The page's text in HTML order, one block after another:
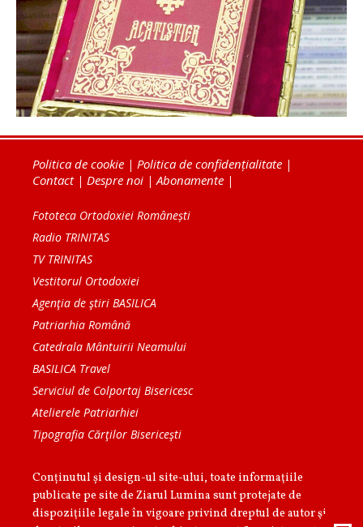
Politica de cookie | Politica de confidențialitate |
Contact| Despre noi | Abonamente |
Fototeca Ortodoxiei Românești
Radio TRINITAS
TV TRINITAS
Vestitorul Ortodoxiei
Agenţia de ştiri BASILICA
Patriarhia Română
Catedrala Mântuirii Neamului
BASILICA Travel
Serviciul de Colportaj Bisericesc
Atelierele Patriarhiei
Tipografia Cărţilor Bisericeşti
Conținutul și design-ul site-ului, toate informaţiile
publicate pe site de Ziarul Lumina sunt protejate de
dispoziţiile legale în vigoare privind dreptul de autor şi